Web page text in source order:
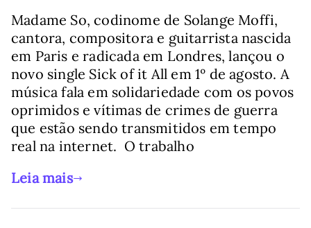
Madame So, codinome de Solange Moffi,
cantora, compositora e guitarrista nascida
em Paris e radicada em Londres, lançou o
novo single Sick of it All em 1º de agosto. A
música fala em solidariedade com os povos
oprimidos e vítimas de crimes de guerra
que estão sendo transmitidos em tempo
real na internet. O trabalho
Leia mais